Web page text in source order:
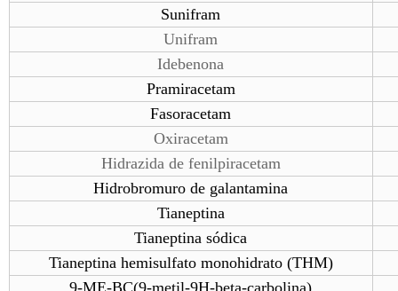
Sunifram
Unifram
Idebenona
Pramiracetam
Fasoracetam
Oxiracetam
Hidrazida de fenilpiracetam
Hidrobromuro de galantamina
Tianeptina
Tianeptina sódica
Tianeptina hemisulfato monohidrato (THM)
9-ME-BC(9-metil-9H-beta-carbolina)